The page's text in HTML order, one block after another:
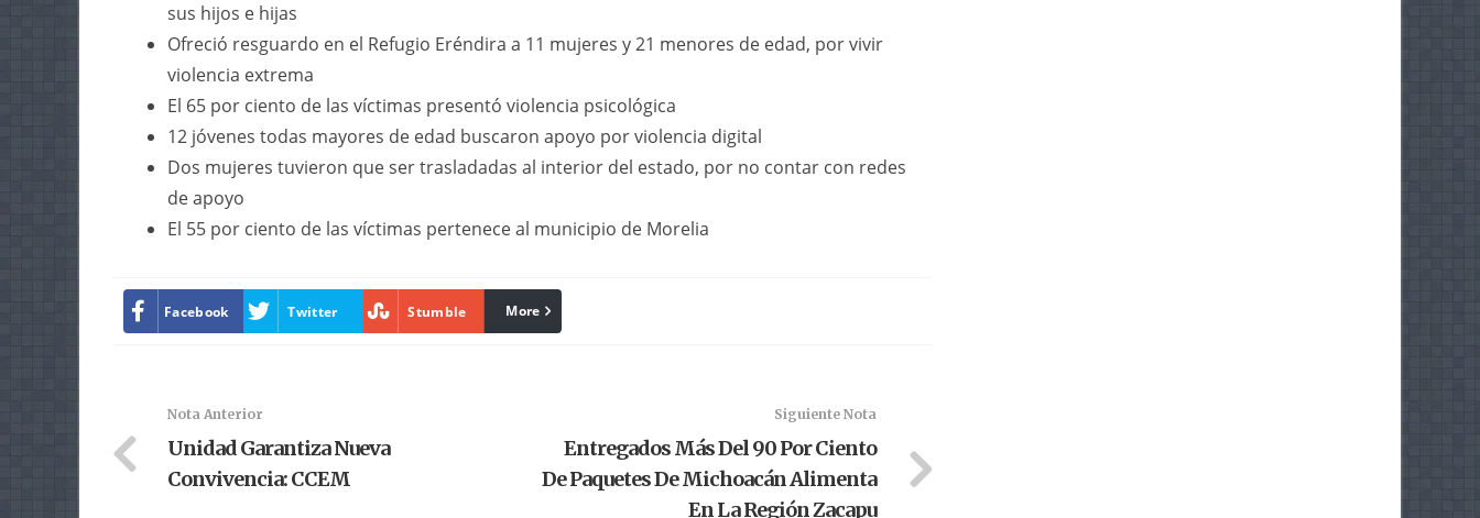
sus hijos e hijas
Ofreció resguardo en el Refugio Eréndira a 11 mujeres y 21 menores de edad, por vivir
violencia extrema
El 65 por ciento de las víctimas presentó violencia psicológica
12 jóvenes todas mayores de edad buscaron apoyo por violencia digital
Dos mujeres tuvieron que ser trasladadas al interior del estado, por no contar con redes
de apoyo
El 55 por ciento de las víctimas pertenece al municipio de Morelia
Facebook Twitter Stumble linkedin
More
Nota Anterior
Unidad Garantiza Nueva
Convivencia: CCEM
Siguiente Nota
Entregados Más Del 90 Por Ciento
De Paquetes De Michoacán Alimenta
En La Región Zacapu